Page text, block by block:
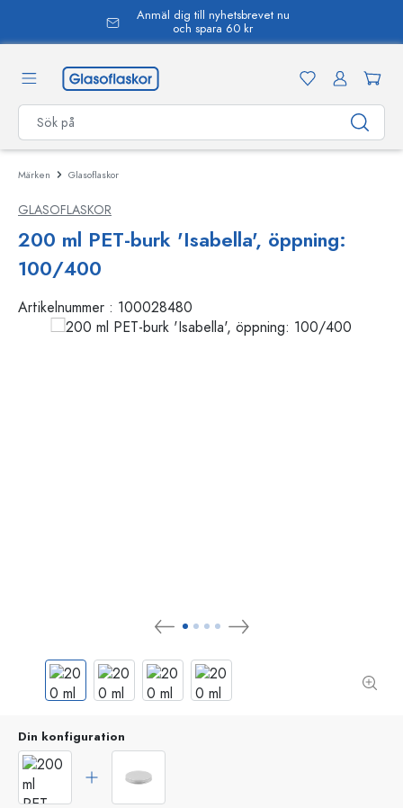
Anmäl dig till nyhetsbrevet nu
och spara 60 kr
Märken Glasoflaskor
GLASOFLASKOR
200 ml PET-burk 'Isabella', öppning:
100/400
Artikelnummer : 100028480
Din konfiguration